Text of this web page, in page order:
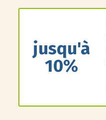
jusqu'à
10%